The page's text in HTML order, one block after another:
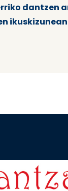
dantzen
ikuskizunean